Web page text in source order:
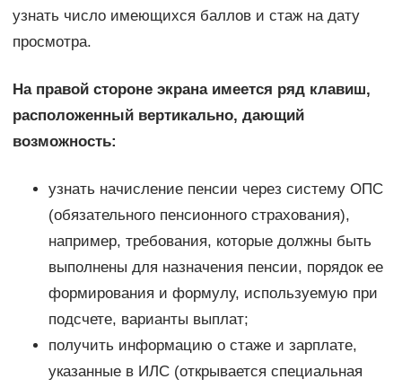
узнать число имеющихся баллов и стаж на дату
просмотра.
На правой стороне экрана имеется ряд клавиш,
расположенный вертикально, дающий
возможность:
узнать начисление пенсии через систему ОПС
(обязательного пенсионного страхования),
например, требования, которые должны быть
выполнены для назначения пенсии, порядок ее
формирования и формулу, используемую при
подсчете, варианты выплат;
получить информацию о стаже и зарплате,
указанные в ИЛС (открывается специальная